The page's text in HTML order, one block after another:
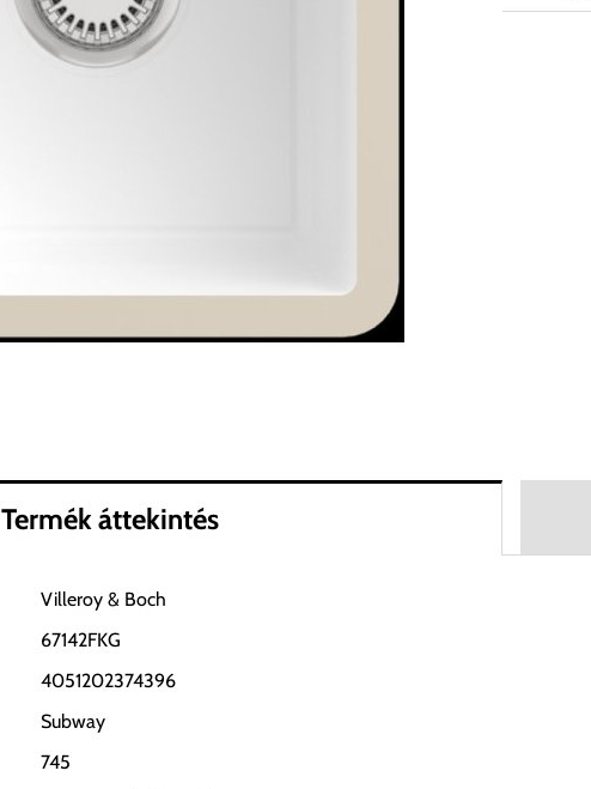
Termék áttekintés
Villeroy & Boch
67142FKG
4051202374396
Subway
745